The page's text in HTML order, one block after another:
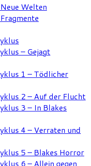
Welten
– Gejagt
1 – Tödlicher
2 – Auf der Flucht
3 – In Blakes
4 – Verraten und
5 – Blakes Horror
6 – Allein gegen